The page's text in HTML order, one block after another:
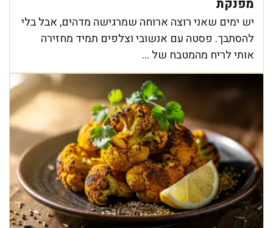
מפנקת
יש ימים שאני רוצה ארוחה שמרגישה מדהים, אבל בלי
להסתבך. פסטה עם אנשובי וצלפים תמיד מחזירה
אותי לריח מהמטבח של ...